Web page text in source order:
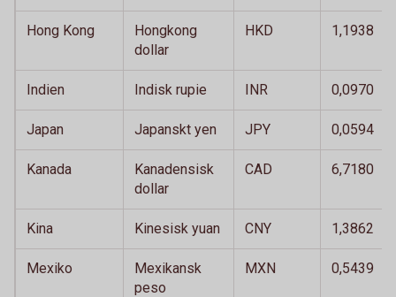
Hong Kong
Hongkong
dollar
HKD 1,1938
Indien Indisk rupie INR 0,0970
Japan Japanskt yen JPY 0,0594
Kanada
Kanadensisk
dollar
CAD 6,7180
Kina Kinesisk yuan CNY 1,3862
Mexiko
Mexikansk
peso
MXN 0,5439